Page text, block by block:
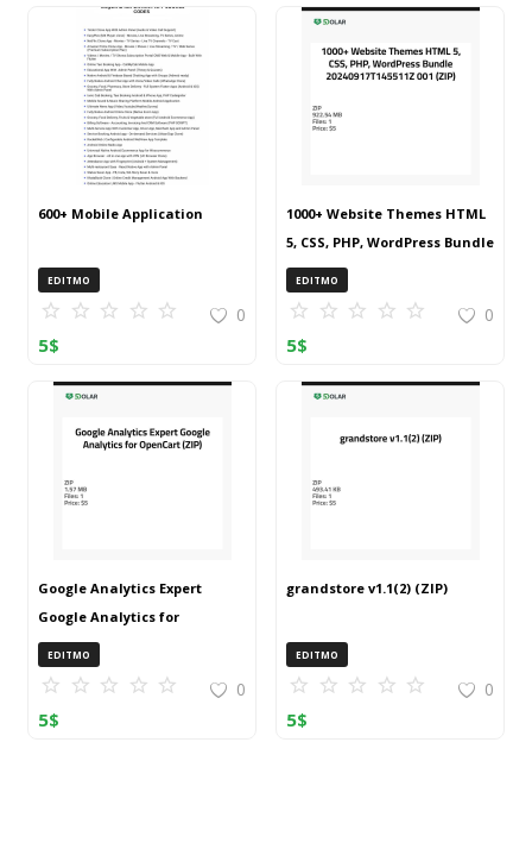
600+ Mobile Application
EDITMO
0
5$
1000+ Website Themes HTML
5, CSS, PHP, WordPress Bundle
20240917T145511Z 001 (ZIP)
EDITMO
0
5$
Google Analytics Expert
Google Analytics for
OpenCart (ZIP)
EDITMO
0
5$
grandstore v1.1(2) (ZIP)
EDITMO
0
5$